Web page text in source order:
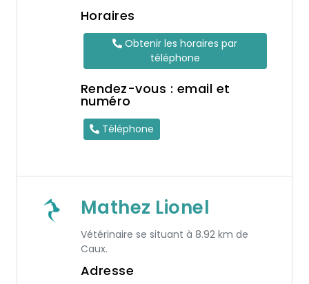
Horaires
Obtenir les horaires par
téléphone
Rendez-vous : email et
numéro
Téléphone
Mathez Lionel
Vétérinaire se situant à 8.92 km de
Caux.
Adresse